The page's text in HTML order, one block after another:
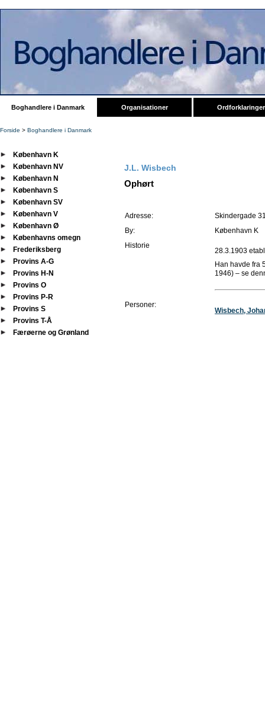
Boghandlere i Danmark Organisationer Ordforklaringer
Forside > Boghandlere i Danmark
København K
København NV
København N
København S
København SV
København V
København Ø
Københavns omegn
Frederiksberg
Provins A-G
Provins H-N
Provins O
Provins P-R
Provins S
Provins T-Å
Færøerne og Grønland
J.L. Wisbech
Ophørt
Adresse:
Skindergade
By:
København K
Historie
28.3.1903
Han havde fra
1946) – se
Personer:
Wisbech,